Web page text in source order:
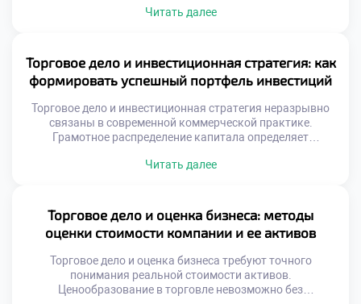
активной торговли регион не может процветать
сектор создает рабочие места массово. Налоги от продаж
наполняют местные казны регулярно. Социальная
инфраструктура зависит напрямую […]
Читать далее
Торговое дело и инвестиционная стратегия: как
формировать успешный портфель инвестиций
Торговое дело и инвестиционная стратегия неразрывно
связаны в современной коммерческой практике.
Грамотное распределение капитала определяет
Предприниматели должны рассматривать прибыль как
доход. Понимание этой связи отличает
профессионального коммерсанта от случайного
продавца. Формирование портфеля требует глубокого
анализа рыночной конъюнктуры и трендов. Вложения […]
Читать далее
Торговое дело и оценка бизнеса: методы
оценки стоимости компании и ее активов
Торговое дело и оценка бизнеса требуют точного
понимания реальной стоимости активов.
Ценообразование в торговле невозможно без